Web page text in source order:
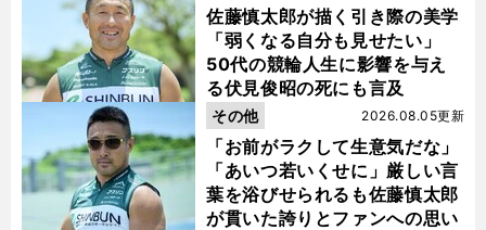
佐藤慎太郎が描く引き際の美学
「弱くなる自分も見せたい」
50代の競輪人生に影響を与え
る伏見俊昭の死にも言及
「お前がラクして生意気だな」
「あいつ若いくせに」厳しい言
葉を浴びせられるも佐藤慎太郎
が貫いた誇りとファンへの思い
2026.08.05更新
その他